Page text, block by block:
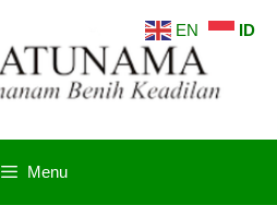
Menu
EN ID